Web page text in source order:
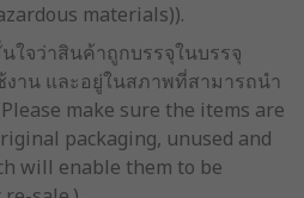
materials)).
ใจว่าสินค้าถูกบรรจุในบรรจุ
าน และอยู่ในสภาพที่สามารถนำ
make sure the items are
packaging, unused and
will enable them to be